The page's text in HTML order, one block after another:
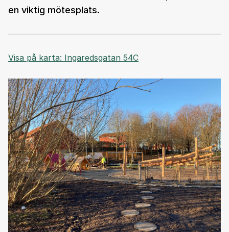
en viktig mötesplats.
Visa på karta: Ingaredsgatan 54C